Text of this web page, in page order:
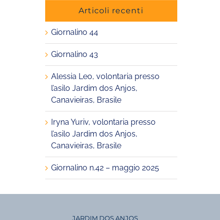
Articoli recenti
Giornalino 44
Giornalino 43
Alessia Leo, volontaria presso
l’asilo Jardim dos Anjos,
Canavieiras, Brasile
Iryna Yuriv, volontaria presso
l’asilo Jardim dos Anjos,
Canavieiras, Brasile
Giornalino n.42 – maggio 2025
JARDIM DOS ANJOS